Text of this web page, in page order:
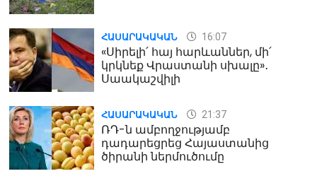
ՀԱՍԱՐԱԿԱԿԱՆ 16:07
«Սիրելի՛ հայ հարևաններ, մի՛
կրկնեք Վրաստանի սխալը»․
Սաակաշվիլի
ՀԱՍԱՐԱԿԱԿԱՆ 21:37
ՌԴ-ն ամբողջությամբ
դադարեցրեց Հայաստանից
ծիրանի ներմուծումը